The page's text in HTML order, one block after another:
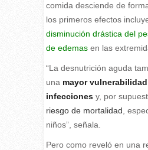
comida desciende de
los primeros efectos
disminución drástica del
de edemasen las
“La desnutrición aguda
una mayor
infeccionesy, por
riesgo de mortalidad ,
niños”, señala.
Pero como reveló en una